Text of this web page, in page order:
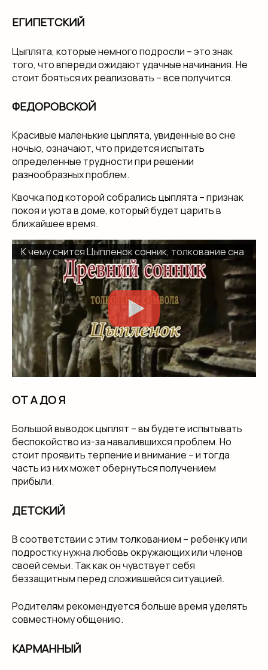
ЕГИПЕТСКИЙ
Цыплята, которые немного подросли – это знак
того, что впереди ожидают удачные начинания. Не
стоит бояться их реализовать – все получится.
ФЕДОРОВСКОЙ
Красивые маленькие цыплята, увиденные во сне
ночью, означают, что придется испытать
определенные трудности при решении
разнообразных проблем.
Квочка под которой собрались цыплята – признак
покоя и уюта в доме, который будет царить в
ближайшее время.
К чему снится Цыпленок сонник, толкование сна
ОТ А ДО Я
Большой выводок цыплят – вы будете испытывать
беспокойство из-за навалившихся проблем. Но
стоит проявить терпение и внимание – и тогда
часть из них может обернуться получением
прибыли.
ДЕТСКИЙ
В соответствии с этим толкованием – ребенку или
подростку нужна любовь окружающих или членов
своей семьи. Так как он чувствует себя
беззащитным перед сложившейся ситуацией.
Родителям рекомендуется больше время уделять
совместному общению.
КАРМАННЫЙ